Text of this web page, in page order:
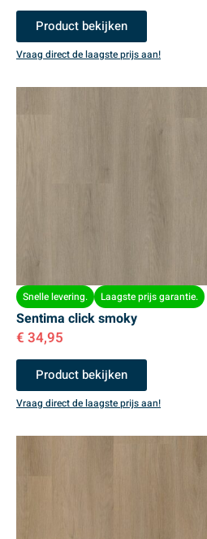
Product bekijken
Vraag direct de laagste prijs aan!
Snelle levering. Laagste prijs garantie.
Sentima click smoky
€ 34,95
Product bekijken
Vraag direct de laagste prijs aan!